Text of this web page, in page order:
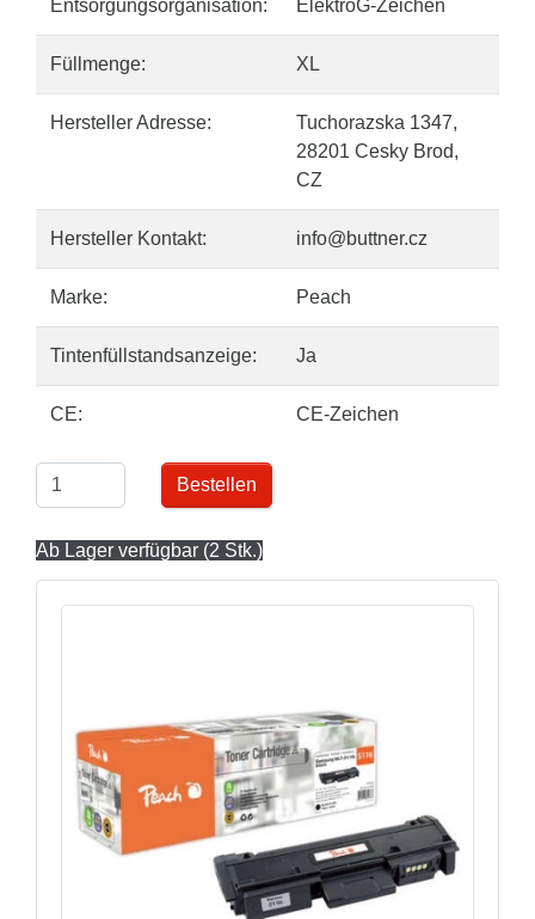
Entsorgungsorganisation: ElektroG-Zeichen
Füllmenge: XL
Hersteller Adresse:
Tuchorazska 1347,
28201 Cesky Brod,
CZ
Hersteller Kontakt: info@buttner.cz
Marke: Peach
Tintenfüllstandsanzeige: Ja
CE: CE-Zeichen
Bestellen
Ab Lager verfügbar (2 Stk.)